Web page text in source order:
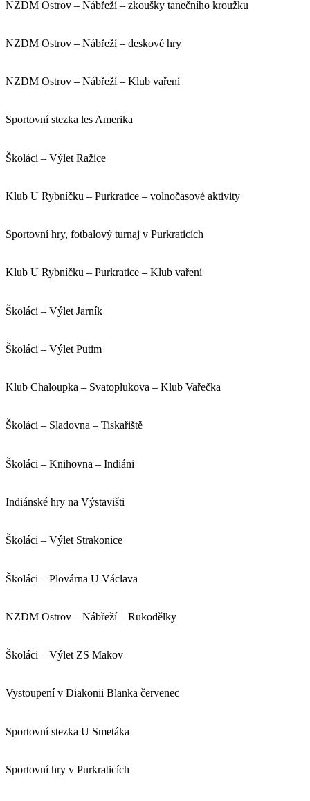
NZDM Ostrov – Nábřeží – zkoušky tanečního kroužku
NZDM Ostrov – Nábřeží – deskové hry
NZDM Ostrov – Nábřeží – Klub vaření
Sportovní stezka les Amerika
Školáci – Výlet Ražice
Klub U Rybníčku – Purkratice – volnočasové aktivity
Sportovní hry, fotbalový turnaj v Purkraticích
Klub U Rybníčku – Purkratice – Klub vaření
Školáci – Výlet Jarník
Školáci – Výlet Putim
Klub Chaloupka – Svatoplukova – Klub Vařečka
Školáci – Sladovna – Tiskařiště
Školáci – Knihovna – Indiáni
Indiánské hry na Výstavišti
Školáci – Výlet Strakonice
Školáci – Plovárna U Václava
NZDM Ostrov – Nábřeží – Rukodělky
Školáci – Výlet ZS Makov
Vystoupení v Diakonii Blanka červenec
Sportovní stezka U Smetáka
Sportovní hry v Purkraticích